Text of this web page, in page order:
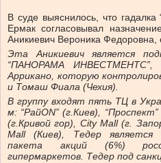
В суде выяснилось, что
Ермак согласовывал
Аникиевич Вероника Федоровна,
Эта Аникиевич является
“ПАНОРАМА ИНВЕСТМЕНТС”,
Аррикано, которую
и Томаш Фиала (Чехия).
В группу входят пять ТЦ в
м: “РайON” (г.Киев),
(г.Кривой гор), City Mall (г.
Mall (Киев), Тедер является
пакета акций (6%)
гипермаркетов. Тедер под